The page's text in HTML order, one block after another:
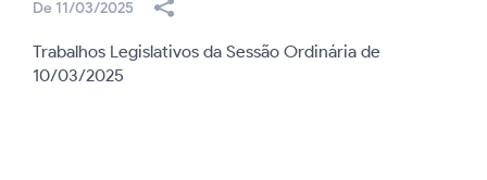
De 11/03/2025
Trabalhos Legislativos da Sessão Ordinária de
10/03/2025